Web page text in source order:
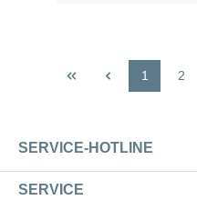
1 2
SERVICE-HOTLINE
SERVICE